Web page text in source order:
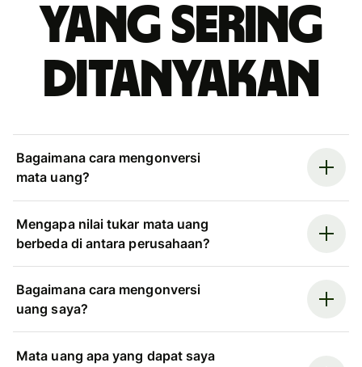
yang sering
ditanyakan
Bagaimana cara mengonversi
mata uang?
Mengapa nilai tukar mata uang
berbeda di antara perusahaan?
Bagaimana cara mengonversi
uang saya?
Mata uang apa yang dapat saya